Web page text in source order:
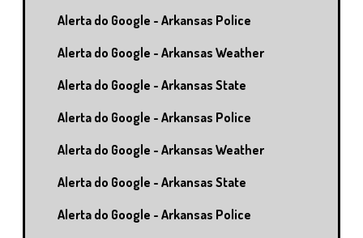
Alerta do Google - Arkansas Police
Alerta do Google - Arkansas Weather
Alerta do Google - Arkansas State
Alerta do Google - Arkansas Police
Alerta do Google - Arkansas Weather
Alerta do Google - Arkansas State
Alerta do Google - Arkansas Police